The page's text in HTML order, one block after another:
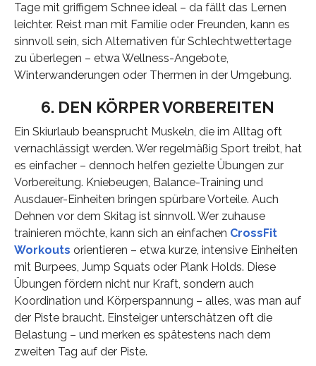
Tage mit griffigem Schnee ideal – da fällt das Lernen
leichter. Reist man mit Familie oder Freunden, kann es
sinnvoll sein, sich Alternativen für Schlechtwettertage
zu überlegen – etwa Wellness-Angebote,
Winterwanderungen oder Thermen in der Umgebung.
6. DEN KÖRPER VORBEREITEN
Ein Skiurlaub beansprucht Muskeln, die im Alltag oft
vernachlässigt werden. Wer regelmäßig Sport treibt, hat
es einfacher – dennoch helfen gezielte Übungen zur
Vorbereitung. Kniebeugen, Balance-Training und
Ausdauer-Einheiten bringen spürbare Vorteile. Auch
Dehnen vor dem Skitag ist sinnvoll. Wer zuhause
trainieren möchte, kann sich an einfachen CrossFit
Workouts orientieren – etwa kurze, intensive Einheiten
mit Burpees, Jump Squats oder Plank Holds. Diese
Übungen fördern nicht nur Kraft, sondern auch
Koordination und Körperspannung – alles, was man auf
der Piste braucht. Einsteiger unterschätzen oft die
Belastung – und merken es spätestens nach dem
zweiten Tag auf der Piste.